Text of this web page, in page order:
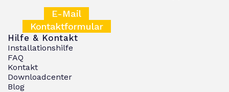
E-Mail
Kontaktformular
Hilfe & Kontakt
Installationshilfe
FAQ
Kontakt
Downloadcenter
Blog